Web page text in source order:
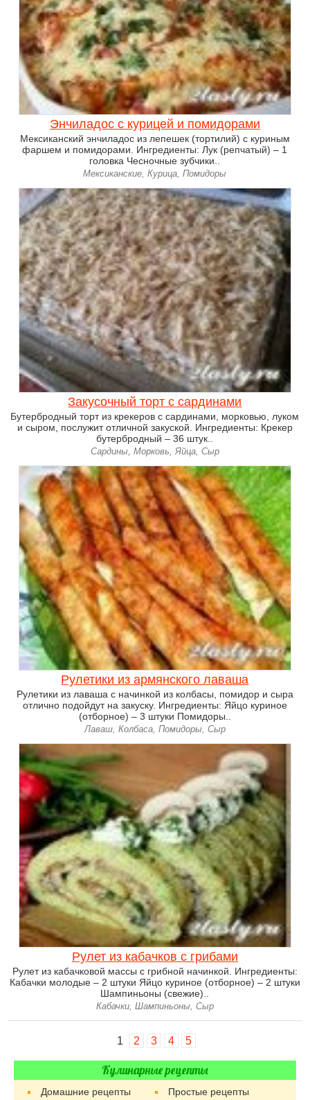
Энчиладос с курицей и помидорами
Мексиканский энчиладос из лепешек (тортилий) с куриным
фаршем и помидорами. Ингредиенты: Лук (репчатый) – 1
головка Чесночные зубчики..
Мексиканские, Курица, Помидоры
Закусочный торт с сардинами
Бутербродный торт из крекеров с сардинами, морковью, луком
и сыром, послужит отличной закуской. Ингредиенты: Крекер
бутербродный – 36 штук..
Сардины, Морковь, Яйца, Сыр
Рулетики из армянского лаваша
Рулетики из лаваша с начинкой из колбасы, помидор и сыра
отлично подойдут на закуску. Ингредиенты: Яйцо куриное
(отборное) – 3 штуки Помидоры..
Лаваш, Колбаса, Помидоры, Сыр
Рулет из кабачков с грибами
Рулет из кабачковой массы с грибной начинкой. Ингредиенты:
Кабачки молодые – 2 штуки Яйцо куриное (отборное) – 2 штуки
Шампиньоны (свежие)..
Кабачки, Шампиньоны, Сыр
1 2 3 4 5
Кулинарные рецепты
Домашние рецепты
Простые рецепты